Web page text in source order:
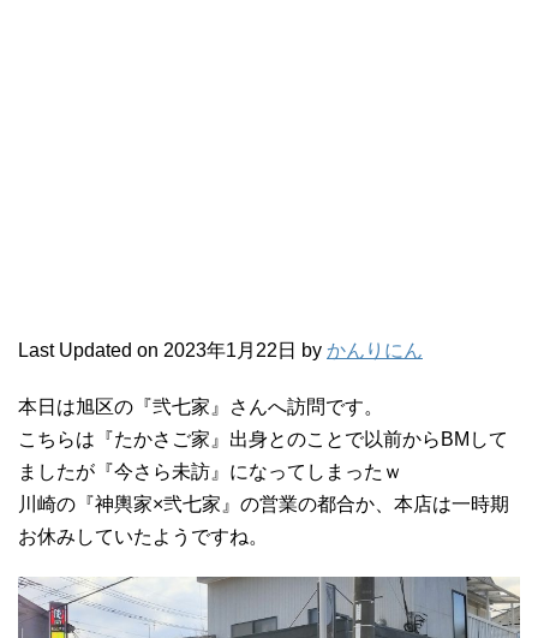
Last Updated on 2023年1月22日 by かんりにん
本日は旭区の『弐七家』さんへ訪問です。
こちらは『たかさご家』出身とのことで以前からBMして
ましたが『今さら未訪』になってしまったｗ
川崎の『神輿家×弐七家』の営業の都合か、本店は一時期
お休みしていたようですね。